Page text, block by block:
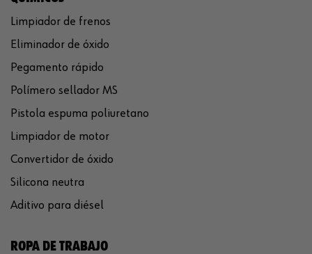
Limpiador de frenos
Eliminador de óxido
Pegamento rápido
Polímero sellador MS
Pistola espuma poliuretano
Limpiador de motor
Convertidor de óxido
Silicona neutra
Aditivo para diésel
ROPA DE TRABAJO